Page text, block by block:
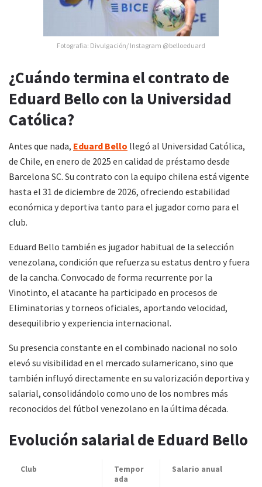
Fotografia: Divulgación/ Instagram @belloeduard
¿Cuándo termina el contrato de
Eduard Bello con la Universidad
Católica?
Antes que nada, Eduard Bello llegó al Universidad Católica,
de Chile, en enero de 2025 en calidad de préstamo desde
Barcelona SC. Su contrato con la equipo chilena está vigente
hasta el 31 de diciembre de 2026, ofreciendo estabilidad
económica y deportiva tanto para el jugador como para el
club.
Eduard Bello también es jugador habitual de la selección
venezolana, condición que refuerza su estatus dentro y fuera
de la cancha. Convocado de forma recurrente por la
Vinotinto, el atacante ha participado en procesos de
Eliminatorias y torneos oficiales, aportando velocidad,
desequilibrio y experiencia internacional.
Su presencia constante en el combinado nacional no solo
elevó su visibilidad en el mercado sulamericano, sino que
también influyó directamente en su valorización deportiva y
salarial, consolidándolo como uno de los nombres más
reconocidos del fútbol venezolano en la última década.
Evolución salarial de Eduard Bello
Club
Tempor
ada
Salario anual